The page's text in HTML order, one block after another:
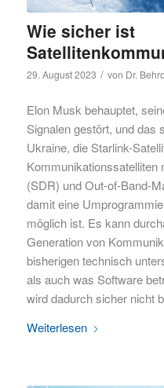
Wie sicher ist
29. August 2023 / von Dr.
Elon Musk behauptet,
Signalen gestört, und das
Ukraine, die Starlink-
Kommunikationssatelliten
(SDR) und Out-of-Band-
damit eine
möglich ist. Es kann
Generation von
bisherigen technisch
als auch was Software
wird dadurch sicher nicht
Weiterlesen